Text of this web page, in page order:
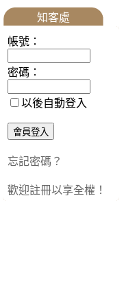
知客處
帳號：
密碼：
以後自動登入
忘記密碼？
歡迎註冊以享全權！